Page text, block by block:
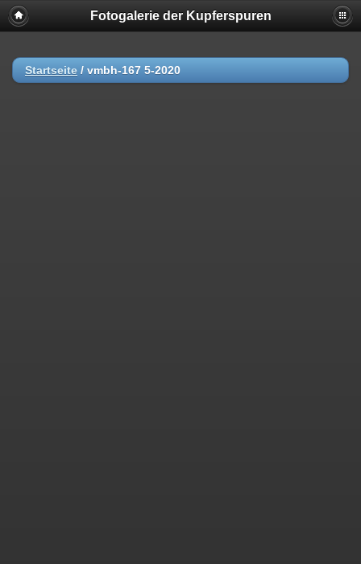
Fotogalerie der Kupferspuren
Startseite / vmbh-167 5-2020